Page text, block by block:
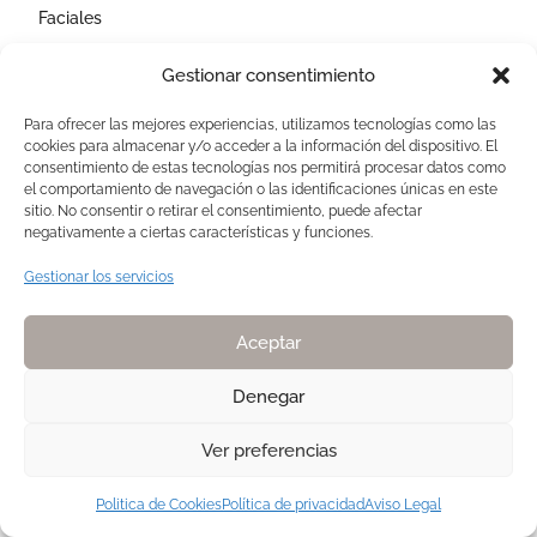
Gestionar consentimiento
Para ofrecer las mejores experiencias, utilizamos tecnologías como las
cookies para almacenar y/o acceder a la información del dispositivo. El
consentimiento de estas tecnologías nos permitirá procesar datos como
el comportamiento de navegación o las identificaciones únicas en este
sitio. No consentir o retirar el consentimiento, puede afectar
negativamente a ciertas características y funciones.
Gestionar los servicios
Aceptar
Denegar
Ver preferencias
Politica de CookiesPolítica de privacidadAviso Legal
Faciales
AVISOS LEGALES
Aviso Legal
Politica de Cookies
Política de privacidad
Copyright 2025. Todos los derechos reservados NATURELLE by Pilar